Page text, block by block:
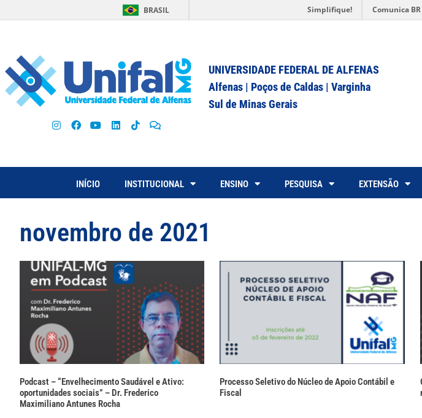
BRASIL Simplifique! Comunica BR
UNIVERSIDADE FEDERAL DE ALFENAS
Alfenas | Poços de Caldas | Varginha
Sul de Minas Gerais
INÍCIO INSTITUCIONAL ENSINO PESQUISA EXTENSÃO
novembro de 2021
Podcast – “Envelhecimento Saudável e Ativo:
oportunidades sociais” – Dr. Frederico
Maximiliano Antunes Rocha
Processo Seletivo do Núcleo de Apoio Contábil e
Fiscal